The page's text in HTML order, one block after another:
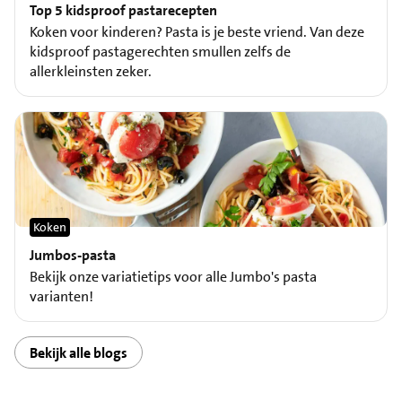
Top 5 kidsproof pastarecepten
Koken voor kinderen? Pasta is je beste vriend. Van deze
kidsproof pastagerechten smullen zelfs de
allerkleinsten zeker.
Jumbos-pasta
Koken
Bekijk onze variatietips voor alle Jumbo's pasta
varianten!
Bekijk alle blogs